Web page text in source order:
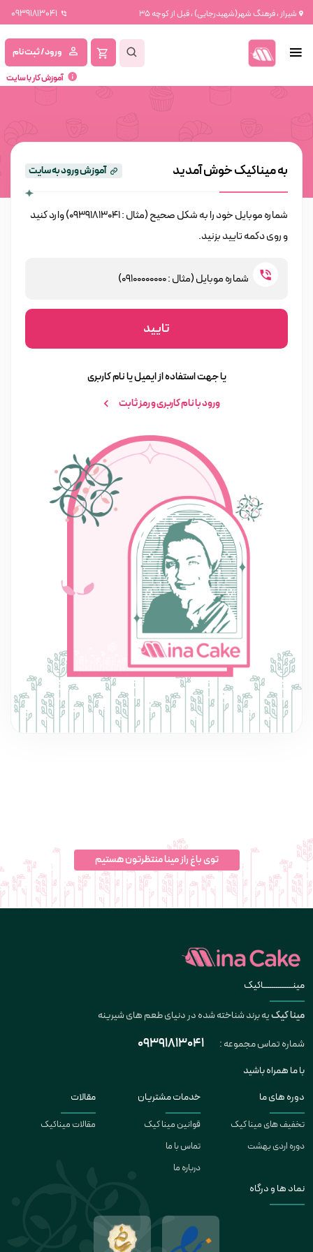
شیراز ، فرهنگ شهر(شهیدرجایی) ، قبل از کوچه 35 09391813041
ورود / ثبت نام
آموزش کار با سایت
به میناکیک خوش آمدید آموزش ورود به سایت
شماره موبایل خود را به شکل صحیح (مثال : 09391813041) وارد کنید
و روی دکمه تایید بزنید.
تایید
یا جهت استفاده از ایمیل یا نام کاربری
ورود با نام کاربری و رمز ثابت
توی باغ راز مینا منتظرتون هستیم
مینــــــــــــــاکیک
مینا کیکیه برند شناخته شده در دنیای طعم های شیرینه
شماره تماس مجموعه :
09391813041
با ما همراه باشید
دوره های ما
تخفیف های مینا کیک
دوره اردی بهشت
خدمات مشتریان
قوانین مینا کیک
تماس با ما
درباره ما
مقالات
مقالات میناکیک
نماد ها و درگاه